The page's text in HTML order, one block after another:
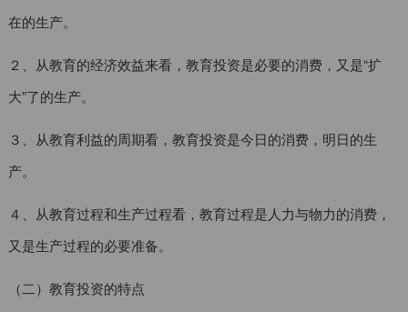
在的生产。
２、从教育的经济效益来看，教育投资是必要的消费，又是“扩
大”了的生产。
３、从教育利益的周期看，教育投资是今日的消费，明日的生
产。
４、从教育过程和生产过程看，教育过程是人力与物力的消费，
又是生产过程的必要准备。
（二）教育投资的特点